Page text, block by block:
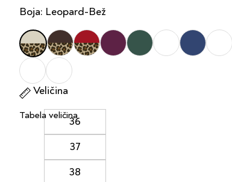
Boja: Leopard-Bež
Tabela veličina
Veličina
36
37
38